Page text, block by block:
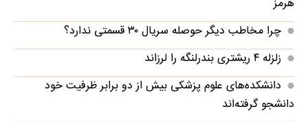
هرمز
چرا مخاطب دیگر حوصله سریال ۳۰ قسمتی ندارد؟
زلزله ۴ ریشتری بندرلنگه را لرزاند
دانشکده‌های علوم پزشکی بیش از دو برابر ظرفیت خود
دانشجو گرفته‌اند